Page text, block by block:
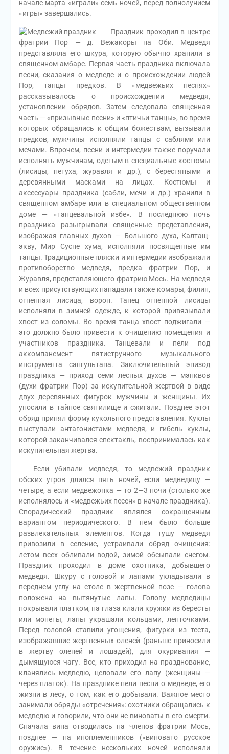
начале марта «играли» семь ночей, перед полнолунием
«игры» завершались.
Праздник проходил в центре
фратрии Пор — д. Вежакоры на Оби. Медведя
представляла его шкура, которую обычно хранили в
священном амбаре. Первая часть праздника включала
песни, сказания о медведе и о происхождении людей
Пор, танцы предков. В «медвежьих песнях»
рассказывалось о происхождении медведя,
установлении обрядов. Затем следовала священная
часть — «призывные песни» и «птичьи танцы», во время
которых обращались к общим божествам, вызывали
предков, мужчины исполняли танцы с саблями или
мечами. Впрочем, песни и интермедии также поручали
исполнять мужчинам, одетым в специальные костюмы
(лисицы, петуха, журавля и др.), с берестяными и
деревянными масками на лицах. Костюмы и
аксессуары праздника (сабли, мечи и др.) хранили в
священном амбаре или в специальном общественном
доме — «танцевальной избе». В последнюю ночь
праздника разыгрывали священные представления,
изображая главных духов — Большого духа, Калтащ-
экву, Мир Сусне хума, исполняли посвященные им
танцы. Традиционные пляски и интермедии изображали
противоборство медведя, предка фратрии Пор, и
Журавля, представляющего фратрию Мось. На медведя
и всех присутствующих нападали также комары, филин,
огненная лисица, ворон. Танец огненной лисицы
исполняли в зимней одежде, к которой привязывали
хвост из соломы. Во время танца хвост поджигали —
это должно было привести к очищению помещения и
участников праздника. Танцевали и пели под
аккомпанемент пятиструнного музыкального
инструмента сангультапа. Заключительный эпизод
праздника — приход семи лесных духов — мэнквов
(духи фратрии Пор) за искупительной жертвой в виде
двух деревянных фигурок мужчины и женщины. Их
уносили в тайное святилище и сжигали. Позднее этот
обряд принял форму кукольного представления. Куклы
выступали антагонистами медведя, и гибель куклы,
которой заканчивался спектакль, воспринималась как
искупительная жертва.
Если убивали медведя, то медвежий праздник
обских угров длился пять ночей, если медведицу —
четыре, а если медвежонка — то 2—3 ночи (столько же
исполнялось и «медвежьих песен» в начале праздника).
Спорадический праздник являлся сокращенным
вариантом периодического. В нем было больше
развлекательных элементов. Когда тушу медведя
привозили в селение, устраивали обряд очищения:
летом всех обливали водой, зимой обсыпали снегом.
Праздник проходил в доме охотника, добывшего
медведя. Шкуру с головой и лапами укладывали в
переднем углу на столе в жертвенной позе — голова
положена на вытянутые лапы. Голову медведицы
покрывали платком, на глаза клали кружки из бересты
или монеты, лапы украшали кольцами, ленточками.
Перед головой ставили угощения, фигурки из теста,
изображавшие жертвенных оленей (раньше приносили
в жертву оленей и лошадей), для окуривания —
дымящуюся чагу. Все, кто приходил на празднование,
кланялись медведю, целовали его лапу (женщины —
через платок). На празднике пели песни о медведе, его
жизни в лесу, о том, как его добывали. Важное место
занимали обряды «отречения»: охотники обращались к
медведю и говорили, что они не виноваты в его смерти.
Сначала вина отводилась на членов фратрии Мось,
позднее — на иноплеменников («виновато русское
оружие»). В течение нескольких ночей исполняли